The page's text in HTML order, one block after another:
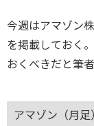
今週はアマゾン
を掲載しておく
おくべきだと筆
アマゾン（月